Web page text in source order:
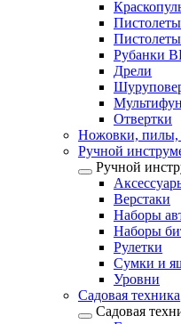
Пистолеты
Рубанки
Дрели
Отвертки
Ножовки, пилы,
Ручной
Ручной
Верстаки
Наборы
Наборы
Рулетки
Сумки и
Уровни
Садовая техника
Садовая